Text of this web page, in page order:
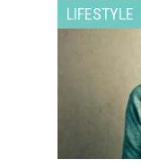
LIFESTYLE